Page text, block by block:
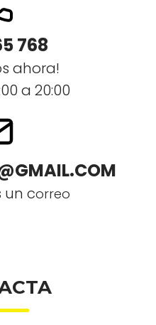
768
ahora!
a 20:00
un correo